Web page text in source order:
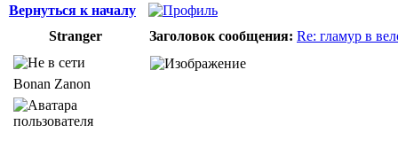
Вернуться к началу
Stranger
Заголовок сообщения: Re: гламур в
Bonan Zanon